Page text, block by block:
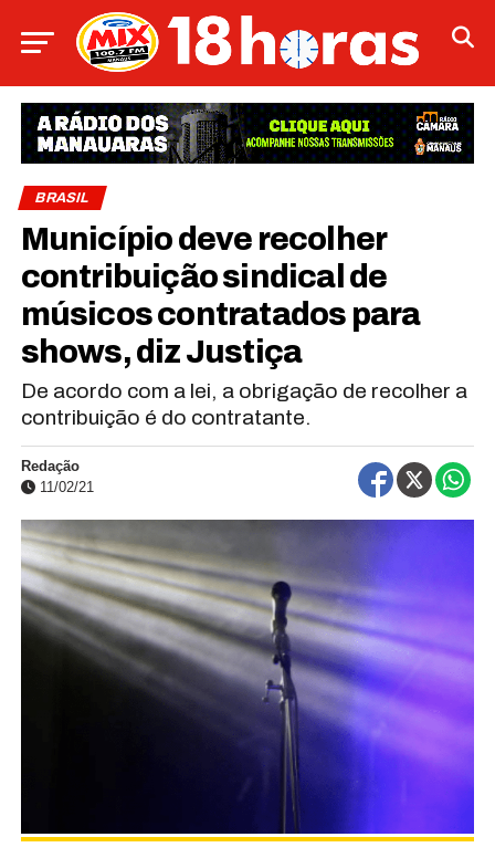
BRASIL
Município deve recolher
contribuição sindical de
músicos contratados para
shows, diz Justiça
De acordo com a lei, a obrigação de recolher a
contribuição é do contratante.
Redação
11/02/21